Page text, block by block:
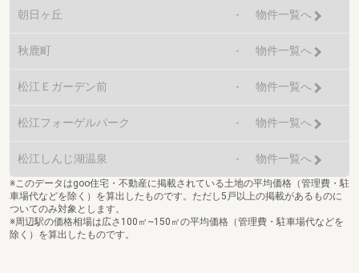
朝日ヶ丘 - 物件一覧へ
秋鹿町 - 物件一覧へ
松江Ｅガーデン前 - 物件一覧へ
松江フォーゲルパーク - 物件一覧へ
松江しんじ湖温泉 - 物件一覧へ
※このデータはgoo住宅・不動産に掲載されている土地の平均価格（管理費・駐
車場代などを除く）を算出したものです。ただし5戸以上の掲載があるものに
ついてのみ対象とします。
※周辺駅の価格相場は広さ100㎡~150㎡の平均価格（管理費・駐車場代などを
除く）を算出したものです。